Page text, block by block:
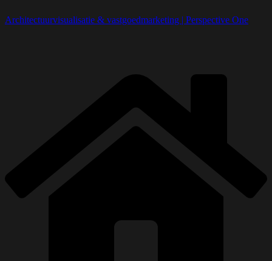
Architectuurvisualisatie & vastgoedmarketing | Perspective One